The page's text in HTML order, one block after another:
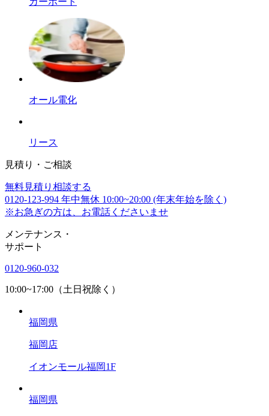
オール電化
リース
見積り・ご相談
無料見積り相談する
0120-123-994 年中無休 10:00~20:00 (年末年始を除く)
※お急ぎの方は、お電話くださいませ
メンテナンス ・
サポート
0120-960-032
10:00~17:00（土日祝除く）
福岡県
福岡店
イオンモール福岡1F
福岡県